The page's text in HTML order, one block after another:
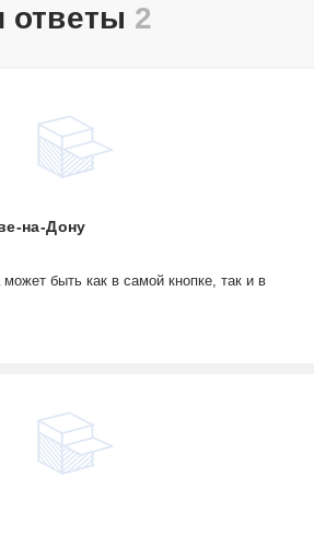
ответы 2
на-Дону
быть как в самой кнопке, так и в